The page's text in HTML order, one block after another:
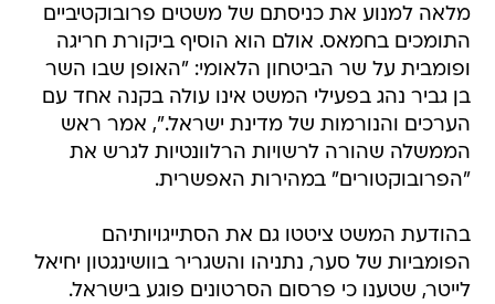
מלאה למנוע את כניסתם של משטים פרובוקטיביים
התומכים בחמאס. אולם הוא הוסיף ביקורת חריגה
ופומבית על שר הביטחון הלאומי: "האופן שבו השר
בן גביר נהג בפעילי המשט אינו עולה בקנה אחד עם
הערכים והנורמות של מדינת ישראל.", אמר ראש
הממשלה שהורה לרשויות הרלוונטיות לגרש את
"הפרובוקטורים" במהירות האפשרית.
בהודעת המשט ציטטו גם את הסתייגויותיהם
הפומביות של סער, נתניהו והשגריר בוושינגטון יחיאל
לייטר, שטענו כי פרסום הסרטונים פוגע בישראל.